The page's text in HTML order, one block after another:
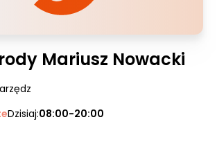
Mariusz Nowacki
Dzisiaj:08:00-20:00